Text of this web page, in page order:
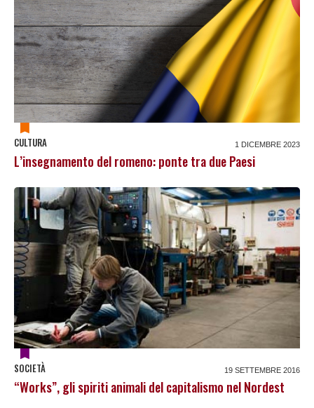
CULTURA 1 DICEMBRE 2023
L’insegnamento del romeno: ponte tra due Paesi
SOCIETÀ 19 SETTEMBRE 2016
“Works”, gli spiriti animali del capitalismo nel Nordest